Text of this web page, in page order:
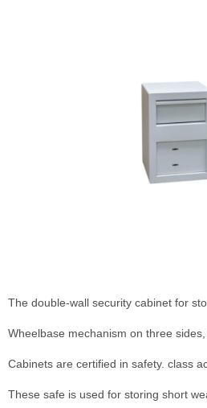
The double-wall security cabinet for
Wheelbase mechanism on three
Cabinets are certified in safety. class
These safe is used for storing short